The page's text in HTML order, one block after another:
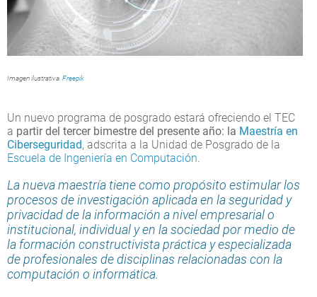
Imagen ilustrativa. Freepik
Un nuevo programa de posgrado estará ofreciendo el TEC
a partir del tercer bimestre del presente año: la Maestría en
Ciberseguridad, adscrita a la Unidad de Posgrado de la
Escuela de Ingeniería en Computación.
La nueva maestría tiene como propósito estimular los
procesos de investigación aplicada en la seguridad y
privacidad de la información a nivel empresarial o
institucional, individual y en la sociedad por medio de
la formación constructivista práctica y especializada
de profesionales de disciplinas relacionadas con la
computación o informática.